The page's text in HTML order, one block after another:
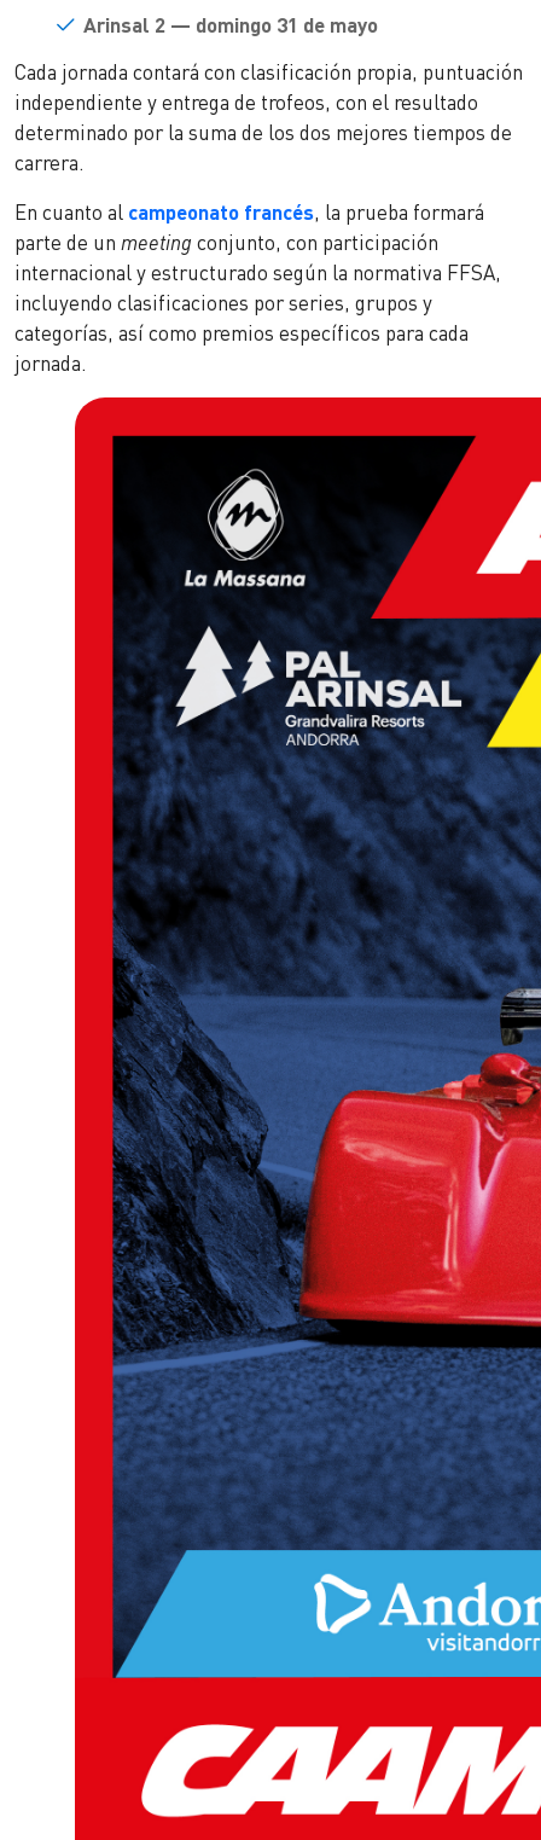
Arinsal 2 — domingo 31 de mayo
Cada jornada contará con clasificación propia, puntuación
independiente y entrega de trofeos, con el resultado
determinado por la suma de los dos mejores tiempos de
carrera.
En cuanto al campeonato francés, la prueba formará
parte de un meeting conjunto, con participación
internacional y estructurado según la normativa FFSA,
incluyendo clasificaciones por series, grupos y
categorías, así como premios específicos para cada
jornada.